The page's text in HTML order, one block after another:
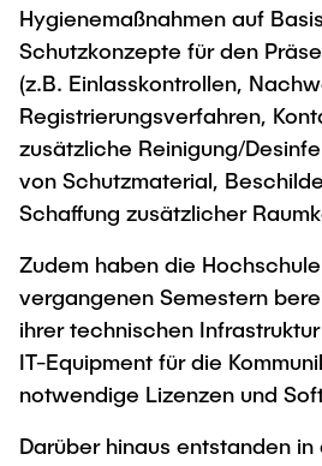
Hygienemaßnahmen auf
Schutzkonzepte für den
(z.B. Einlasskontrollen,
Registrierungsverfahren,
zusätzliche Reinigung/
von Schutzmaterial,
Schaffung zusätzlicher
Zudem haben die
vergangenen Semestern
ihrer technischen
IT-Equipment für die
notwendige Lizenzen und
Darüber hinaus entstanden